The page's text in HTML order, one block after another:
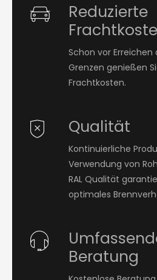
Reduzierte
Schon vor
Grenzen genießen
Frachtkosten.
Qualität
Kontinuierliche
Verwendung von
RAL Qualität
optimales
Beratung